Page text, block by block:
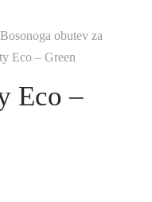
Bosonoga obutev za
Eco – Green
Eco –